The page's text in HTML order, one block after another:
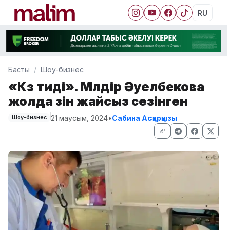
RU
Басты Шоу-бизнес
«Көз тиді». Мөлдір Әуелбекова
жолда өзін жайсыз сезінген
Шоу-бизнес 21 маусым, 2024•Сабина Асқарқызы